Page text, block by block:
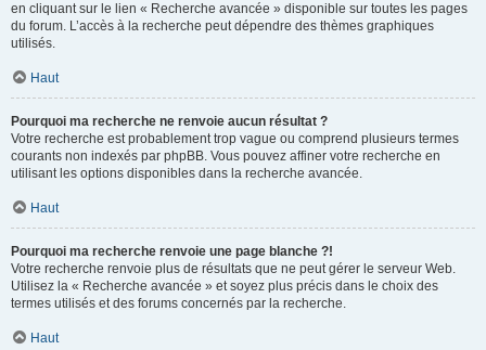
en cliquant sur le lien « Recherche avancée » disponible sur toutes les pages
du forum. L’accès à la recherche peut dépendre des thèmes graphiques
utilisés.
Haut
Pourquoi ma recherche ne renvoie aucun résultat ?
Votre recherche est probablement trop vague ou comprend plusieurs termes
courants non indexés par phpBB. Vous pouvez affiner votre recherche en
utilisant les options disponibles dans la recherche avancée.
Haut
Pourquoi ma recherche renvoie une page blanche ?!
Votre recherche renvoie plus de résultats que ne peut gérer le serveur Web.
Utilisez la « Recherche avancée » et soyez plus précis dans le choix des
termes utilisés et des forums concernés par la recherche.
Haut